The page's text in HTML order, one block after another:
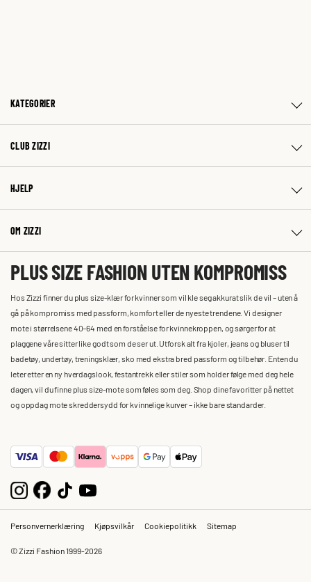
KATEGORIER
CLUB ZIZZI
HJELP
OM ZIZZI
PLUS SIZE FASHION UTEN KOMPROMISS
Hos Zizzi finner du plus size-klær for kvinner som vil kle seg akkurat slik de vil – uten å
gå på kompromiss med passform, komfort eller de nyeste trendene. Vi designer
mote i størrelsene 40–64 med en forståelse for kvinnekroppen, og sørger for at
plaggene våre sitter like godt som de ser ut. Utforsk alt fra kjoler, jeans og bluser til
badetøy, undertøy, treningsklær, sko med ekstra bred passform og tilbehør. Enten du
leter etter en ny hverdagslook, festantrekk eller stiler som holder følge med deg hele
dagen, vil du finne plus size-mote som føles som deg. Shop dine favoritter på nettet
og oppdag mote skreddersydd for kvinnelige kurver – ikke bare standarder.
Personvernerklæring Kjøpsvilkår Cookiepolitikk Sitemap
© Zizzi Fashion 1999-2026